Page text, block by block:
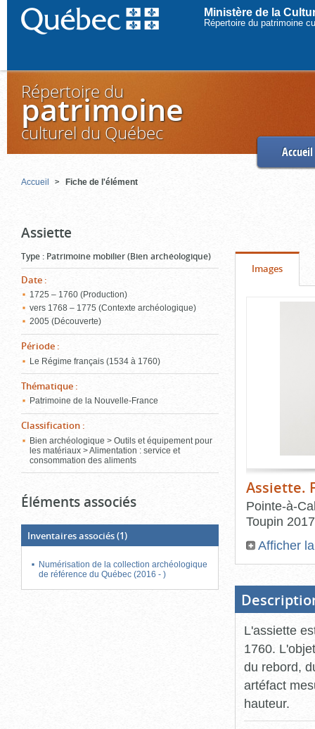
Ministère de la
Répertoire du patrimoine
Répertoire du
patrimoine
culturel du Québec
Accueil
Accueil Fiche de l'élément
Assiette
Type : Patrimoine mobilier (Bien archéologique)
Date :
1725 – 1760 (Production)
vers 1768 – 1775 (Contexte archéologique)
2005 (Découverte)
Période :
Le Régime français (1534 à 1760)
Thématique :
Patrimoine de la Nouvelle-France
Classification :
Bien archéologique > Outils et équipement pour
les matériaux > Alimentation : service et
consommation des aliments
Éléments associés
Inventaires associés(1)
Numérisation de la collection archéologique
de référence du Québec (2016 - )
Onglet
Images(cliquer
pour
Contenu
Assiette.
Pointe-à-
Toupin 2017
Afficher
bloc
d'onglets
L'assiette
1760.
du rebord,
artéfact
hauteur.